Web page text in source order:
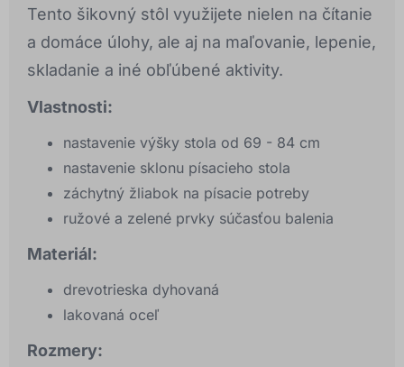
Tento šikovný stôl využijete nielen na čítanie
a domáce úlohy, ale aj na maľovanie, lepenie,
skladanie a iné obľúbené aktivity.
Vlastnosti:
nastavenie výšky stola od 69 - 84 cm
nastavenie sklonu písacieho stola
záchytný žliabok na písacie potreby
ružové a zelené prvky súčasťou balenia
Materiál:
drevotrieska dyhovaná
lakovaná oceľ
Rozmery: